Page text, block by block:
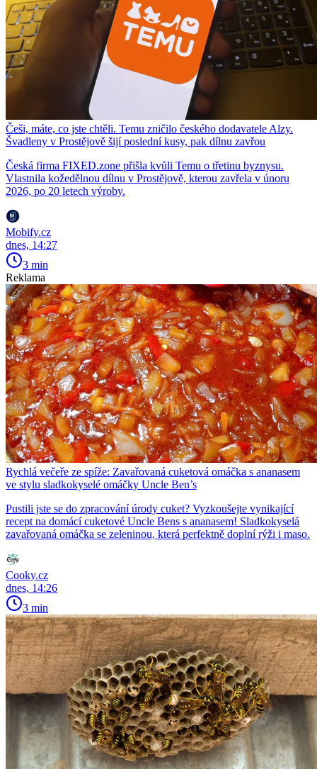
Češi, máte, co jste chtěli. Temu zničilo českého dodavatele Alzy.
Švadleny v Prostějově šijí poslední kusy, pak dílnu zavřou
Česká firma FIXED.zone přišla kvůli Temu o třetinu byznysu.
Vlastnila kožedělnou dílnu v Prostějově, kterou zavřela v únoru
2026, po 20 letech výroby.
Mobify.cz
dnes, 14:27
3 min
Reklama
Rychlá večeře ze spíže: Zavařovaná cuketová omáčka s ananasem
ve stylu sladkokyselé omáčky Uncle Ben’s
Pustili jste se do zpracování úrody cuket? Vyzkoušejte vynikající
recept na domácí cuketové Uncle Bens s ananasem! Sladkokyselá
zavařovaná omáčka se zeleninou, která perfektně doplní rýži i maso.
Cooky.cz
dnes, 14:26
3 min